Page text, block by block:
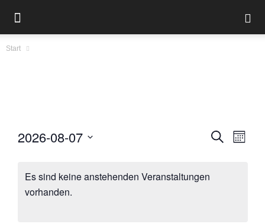
Start
und
Suche
Monat
2026-08-07
Es sind keine anstehenden Veranstaltungen
vorhanden.